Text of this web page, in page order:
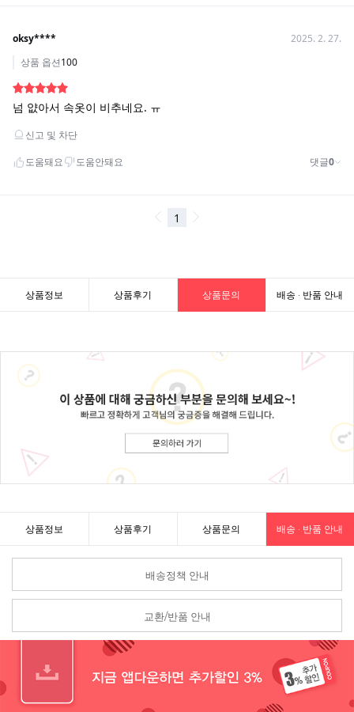
상품정보 상품후기 상품문의 배송 · 반품 안내
상품정보 상품후기 상품문의 배송 · 반품 안내
배송정책 안내
교환/반품 안내